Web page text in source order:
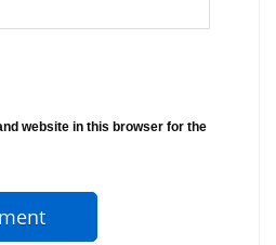
website in this browser for the